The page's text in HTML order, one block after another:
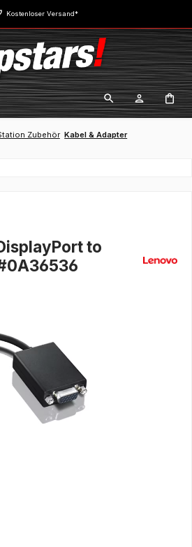
Kostenloser Versand*
Zubehör Kabel & Adapter
to